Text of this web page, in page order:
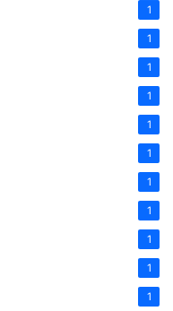
1
1
1
1
1
1
1
1
1
1
1